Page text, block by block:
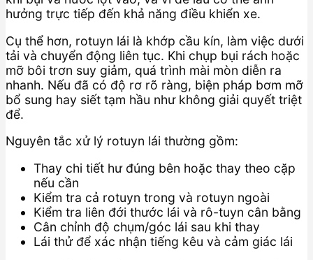
hưởng trực tiếp đến khả năng điều khiển xe.
Cụ thể hơn, rotuyn lái là khớp cầu kín, làm việc dưới
tải và chuyển động liên tục. Khi chụp bụi rách hoặc
mỡ bôi trơn suy giảm, quá trình mài mòn diễn ra
nhanh. Nếu đã có độ rơ rõ ràng, biện pháp bơm mỡ
bổ sung hay siết tạm hầu như không giải quyết triệt
để.
Nguyên tắc xử lý rotuyn lái thường gồm:
Thay chi tiết hư đúng bên hoặc thay theo cặp
nếu cần
Kiểm tra cả rotuyn trong và rotuyn ngoài
Kiểm tra liên đới thước lái và rô-tuyn cân bằng
Cân chỉnh độ chụm/góc lái sau khi thay
Lái thử để xác nhận tiếng kêu và cảm giác lái